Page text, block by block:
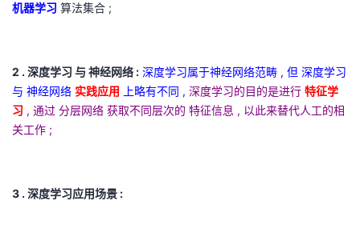
机器学习 算法集合 ;
2 . 深度学习 与 神经网络 : 深度学习属于神经网络范畴 , 但 深度学习
与 神经网络 实践应用 上略有不同 , 深度学习的目的是进行 特征学
习 , 通过 分层网络 获取不同层次的 特征信息 , 以此来替代人工的相
关工作 ;
3 . 深度学习应用场景 :